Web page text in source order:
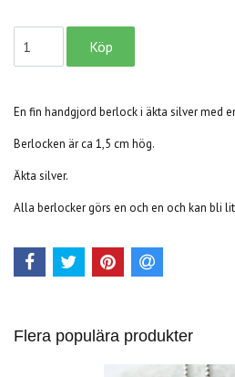
En fin handgjord berlock i äkta silver med
Berlocken är ca 1,5 cm hög.
Äkta silver.
Alla berlocker görs en och en och kan bli
Flera populära produkter